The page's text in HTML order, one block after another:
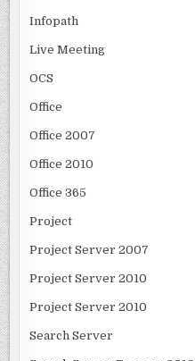
Infopath
Live Meeting
OCS
Office
Office 2007
Office 2010
Office 365
Project
Project Server 2007
Project Server 2010
Project Server 2010
Search Server